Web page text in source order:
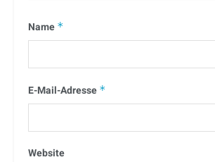
Name *
E-Mail-Adresse *
Website